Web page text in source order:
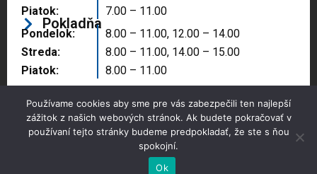
Piatok:
7.00 – 11.00
Pokladňa
Pondelok:
Streda:
Piatok:
8.00 – 11.00, 12.00 – 14.00
8.00 – 11.00, 14.00 – 15.00
8.00 – 11.00
Copyright © 2025 Správa majetku mesta, n.o.,
Partizánske
Používame cookies aby sme pre vás zabezpečili ten najlepší
zážitok z našich webových stránok. Ak budete pokračovať v
používaní tejto stránky budeme predpokladať, že ste s ňou
spokojní.
Ok